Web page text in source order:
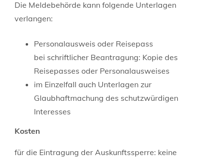
Die Meldebehörde kann folgende Unterlagen
verlangen:
Personalausweis oder Reisepass
bei schriftlicher Beantragung: Kopie des
Reisepasses oder Personalausweises
im Einzelfall auch Unterlagen zur
Glaubhaftmachung des schutzwürdigen
Interesses
Kosten
für die Eintragung der Auskunftssperre: keine